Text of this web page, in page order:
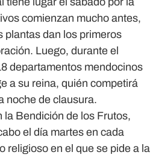
comienzan mucho antes,
plantas dan los primeros
Luego, durante el
departamentos mendocinos
a su reina, quién competirá
noche de clausura.
la Bendición de los Frutos,
el día martes en cada
religioso en el que se pide a la